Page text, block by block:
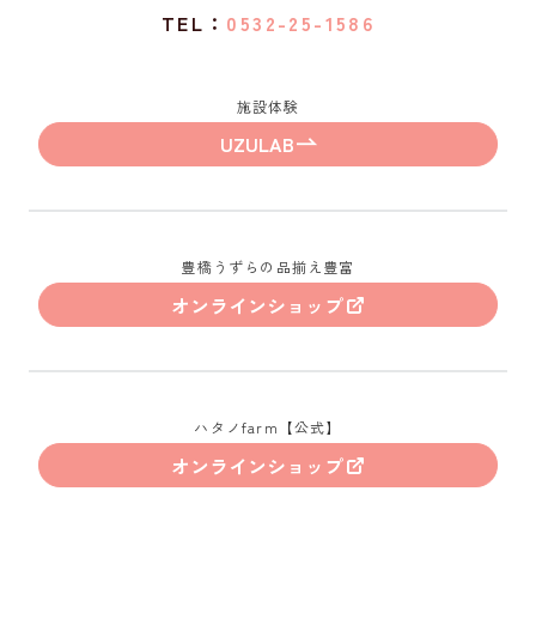
TEL： 0532-25-1586
施設体験
UZULAB
豊橋うずらの品揃え豊富
オンラインショップ
ハタノfarm【公式】
オンラインショップ